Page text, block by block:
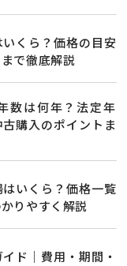
くら？価格の目安
で徹底解説
数は何年？法定年
購入のポイントま
いくら？価格一覧
りやすく解説
ド｜費用・期間・